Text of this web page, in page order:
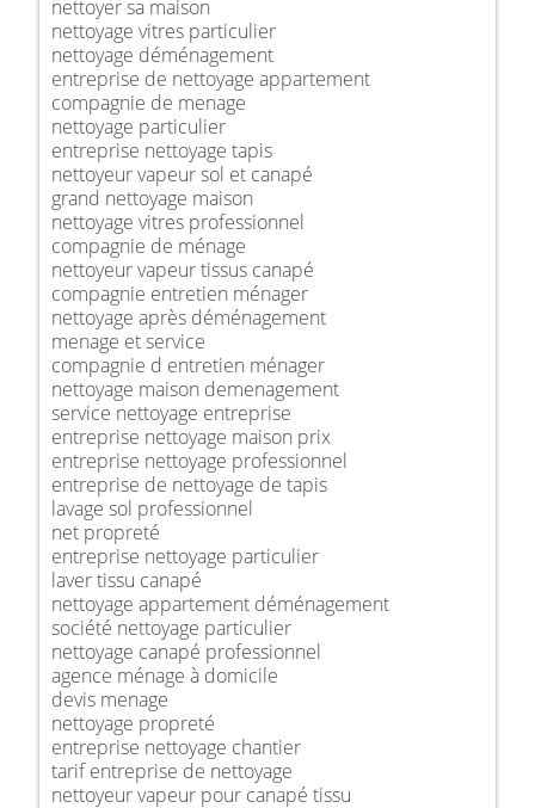
nettoyer sa maison
nettoyage vitres particulier
nettoyage déménagement
entreprise de nettoyage appartement
compagnie de menage
nettoyage particulier
entreprise nettoyage tapis
nettoyeur vapeur sol et canapé
grand nettoyage maison
nettoyage vitres professionnel
compagnie de ménage
nettoyeur vapeur tissus canapé
compagnie entretien ménager
nettoyage après déménagement
menage et service
compagnie d entretien ménager
nettoyage maison demenagement
service nettoyage entreprise
entreprise nettoyage maison prix
entreprise nettoyage professionnel
entreprise de nettoyage de tapis
lavage sol professionnel
net propreté
entreprise nettoyage particulier
laver tissu canapé
nettoyage appartement déménagement
société nettoyage particulier
nettoyage canapé professionnel
agence ménage à domicile
devis menage
nettoyage propreté
entreprise nettoyage chantier
tarif entreprise de nettoyage
nettoyeur vapeur pour canapé tissu